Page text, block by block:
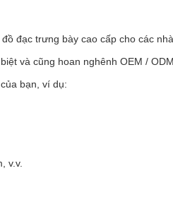
đạc trưng bày cao cấp cho các
và cũng hoan nghênh OEM /
bạn, ví dụ:
v.v.